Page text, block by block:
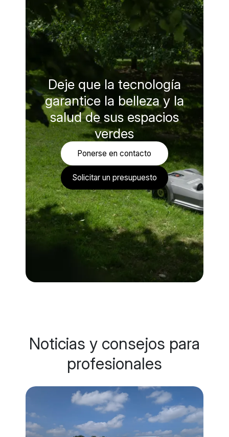
Deje que la tecnología
garantice la belleza y la
salud de sus espacios
verdes
Ponerse en contacto
Solicitar un presupuesto
Noticias y consejos para
profesionales